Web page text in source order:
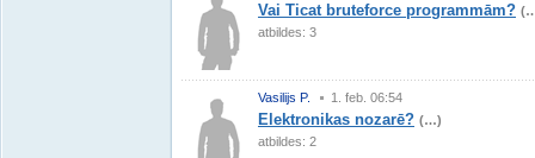
Vai Ticat bruteforce programmām?
atbildes: 3
Vasilijs P. 1. feb. 06:54
Elektronikas nozarē? (…)
atbildes: 2